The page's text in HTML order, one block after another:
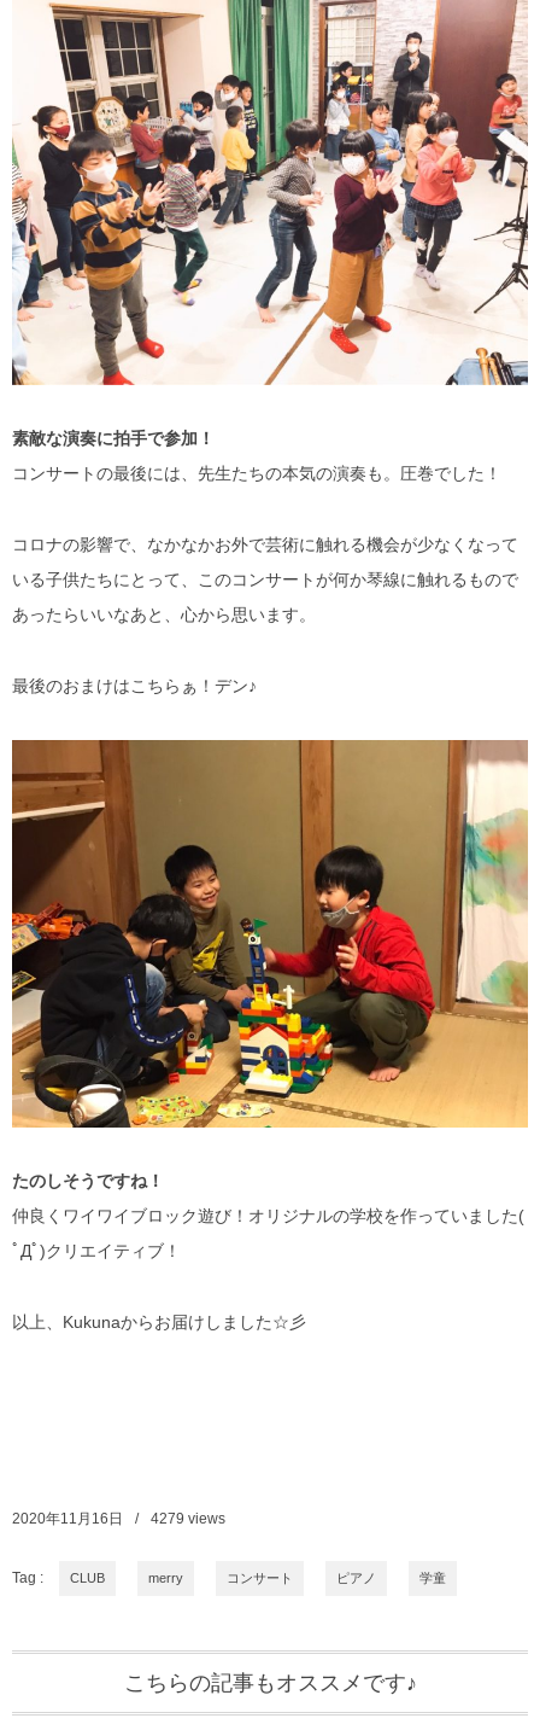
素敵な演奏に拍手で参加！
コンサートの最後には、先生たちの本気の演奏も。圧巻でした！
コロナの影響で、なかなかお外で芸術に触れる機会が少なくなって
いる子供たちにとって、このコンサートが何か琴線に触れるもので
あったらいいなあと、心から思います。
最後のおまけはこちらぁ！デン♪
たのしそうですね！
仲良くワイワイブロック遊び！オリジナルの学校を作っていました(
ﾟДﾟ)クリエイティブ！
以上、Kukunaからお届けしました☆彡
2020年11月16日 4279 views
Tag : CLUB merry コンサート ピアノ 学童
こちらの記事もオススメです♪